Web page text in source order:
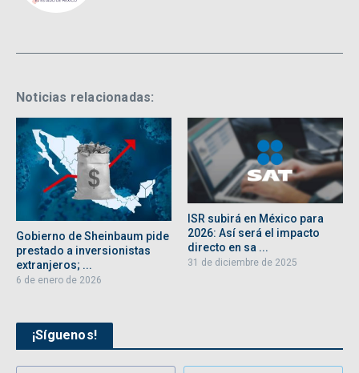
Noticias relacionadas:
Gobierno de Sheinbaum pide
prestado a inversionistas
extranjeros; ...
6 de enero de 2026
ISR subirá en México para
2026: Así será el impacto
directo en sa ...
31 de diciembre de 2025
¡Síguenos!